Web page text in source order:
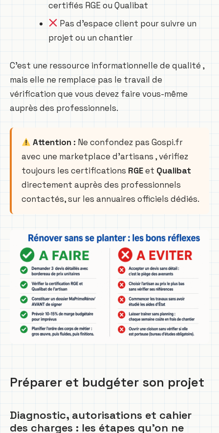
certifiés RGE ou Qualibat
Pas d’espace client pour suivre un
projet ou un chantier
C’est une ressource informationnelle de qualité ,
mais elle ne remplace pas le travail de
vérification que vous devez faire vous-même
auprès des professionnels.
Attention : Ne confondez pas Gospi.fr
avec une marketplace d’artisans , vérifiez
toujours les certifications RGEet Qualibat
directement auprès des professionnels
contactés, sur les annuaires officiels dédiés.
Préparer et budgéter son projet
Diagnostic, autorisations et cahier
des charges : les étapes qu’on ne